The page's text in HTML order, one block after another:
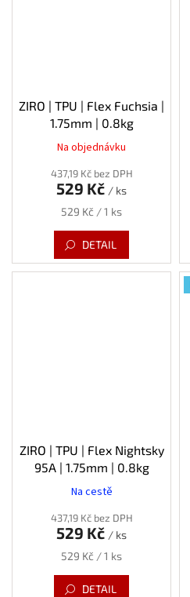
ZIRO | TPU | Flex Fuchsia |
1.75mm | 0.8kg
Na objednávku
437,19 Kč bez DPH
529 Kč / ks
Měrná
529 Kč / 1 ks
DETAIL
ZIRO | TPU | Flex Nightsky
95A | 1.75mm | 0.8kg
Na cestě
437,19 Kč bez DPH
529 Kč / ks
Měrná
529 Kč / 1 ks
DETAIL